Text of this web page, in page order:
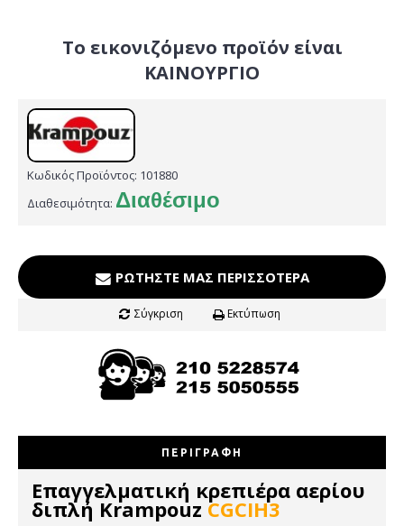
Το εικονιζόμενο προϊόν είναι
ΚΑΙΝΟΥΡΓΙΟ
Κωδικός Προϊόντος: 101880
Διαθεσιμότητα: Διαθέσιμο
ΡΩΤΉΣΤΕ ΜΑΣ ΠΕΡΙΣΣΌΤΕΡΑ
Σύγκριση Εκτύπωση
ΠΕΡΙΓΡΑΦΉ
Επαγγελματική κρεπιέρα αερίου
διπλή Krampouz CGCIH3